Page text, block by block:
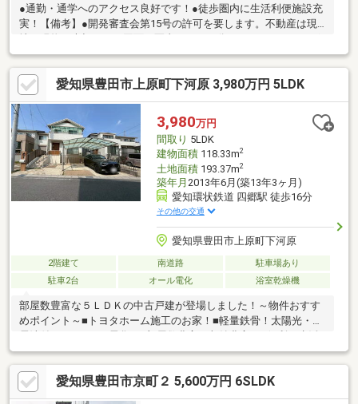
●通勤・通学へのアクセス良好です！●徒歩圏内に生活利便施設充
実！【備考】●開発審査会第15号の許可を要します。不動産は現
います。お客様にはぜひ現地を見ていただきたく思います。実際
に足を運んでいただくと、現地の室内や周辺の環境等を感じてい
ただけます。不動産のプロとして資金計画やマーケットに関する
ご説明を差し上げます。ご遠慮なくご相談ください。
愛知県豊田市上原町下河原 3,980万円 5LDK
3,980万円
間取り 5LDK
建物面積118.33m2
土地面積193.37m2
築年月 2013年6月(築13年3ヶ月)
愛知環状鉄道 四郷駅 徒歩16分
その他の交通
愛知県豊田市上原町下河原
2階建て 南道路
駐車場あり
駐車2台
オール電化 浴室乾燥機
部屋数豊富な５ＬＤＫの中古戸建が登場しました！～物件おすす
めポイント～■トヨタホーム施工のお家！■軽量鉄骨！太陽光・蓄
環境！※裏に３３㎡のお土地有(雑種地) 雑種地３３㎡、宅地１６
０．３７㎡ 年間１２，０００水道代要～おすすめの周辺環境～
■四郷スマートタウンまで車約４分■スーパーやまのぶ四郷店まで
車約２分■ドラッグスギヤマ四郷店まで車約２分■ファミリーマー
愛知県豊田市京町２ 5,600万円 6SLDK